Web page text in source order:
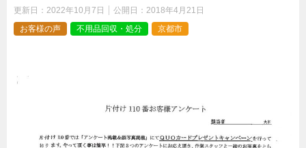
更新日： 2022年10月7日 公開日： 2018年4月21日
お客様の声
不用品回収・処分 京都市